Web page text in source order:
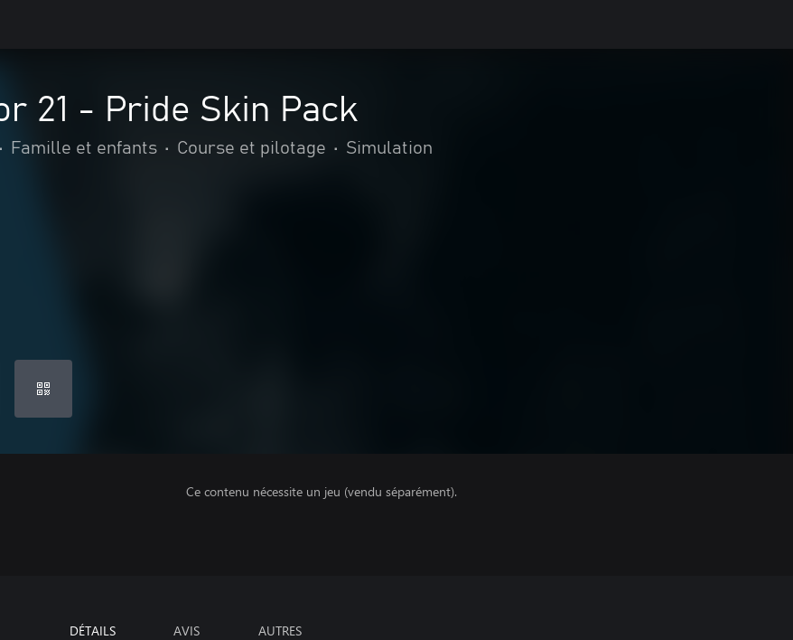
21 - Pride Skin Pack
• Famille et enfants • Course et pilotage • Simulation
Ce contenu nécessite un jeu (vendu séparément).
DÉTAILS AVIS AUTRES